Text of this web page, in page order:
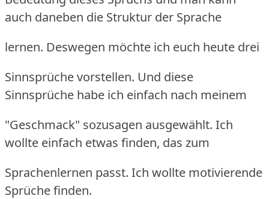
auch daneben die Struktur der Sprache
lernen. Deswegen möchte ich euch heute drei
Sinnsprüche vorstellen. Und diese
Sinnsprüche habe ich einfach nach meinem
"Geschmack" sozusagen ausgewählt. Ich
wollte einfach etwas finden, das zum
Sprachenlernen passt. Ich wollte motivierende
Sprüche finden.